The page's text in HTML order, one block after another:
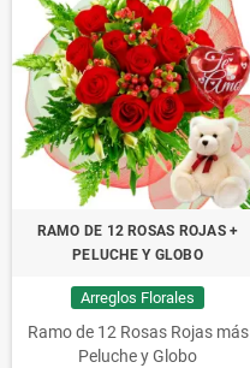
RAMO DE 12 ROSAS ROJAS +
PELUCHE Y GLOBO
Arreglos Florales
Ramo de 12 Rosas Rojas más
Peluche y Globo